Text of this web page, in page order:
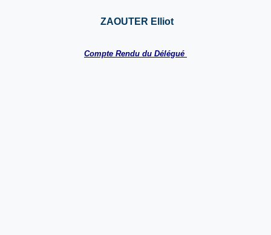
ZAOUTER Elliot
Compte Rendu du Délégué